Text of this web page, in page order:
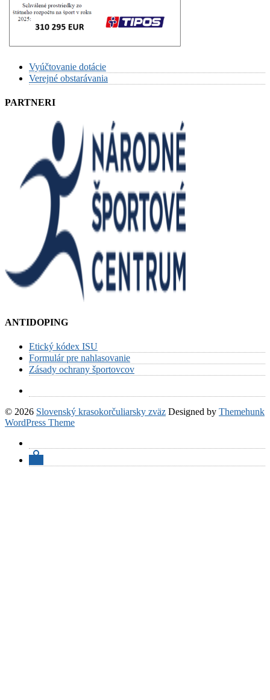
Vyúčtovanie dotácie
Verejné obstarávania
PARTNERI
ANTIDOPING
Etický kódex ISU
Formulár pre nahlasovanie
Zásady ochrany športovcov
© 2026 Slovenský krasokorčuliarsky zväz Designed by Themehunk
WordPress Theme